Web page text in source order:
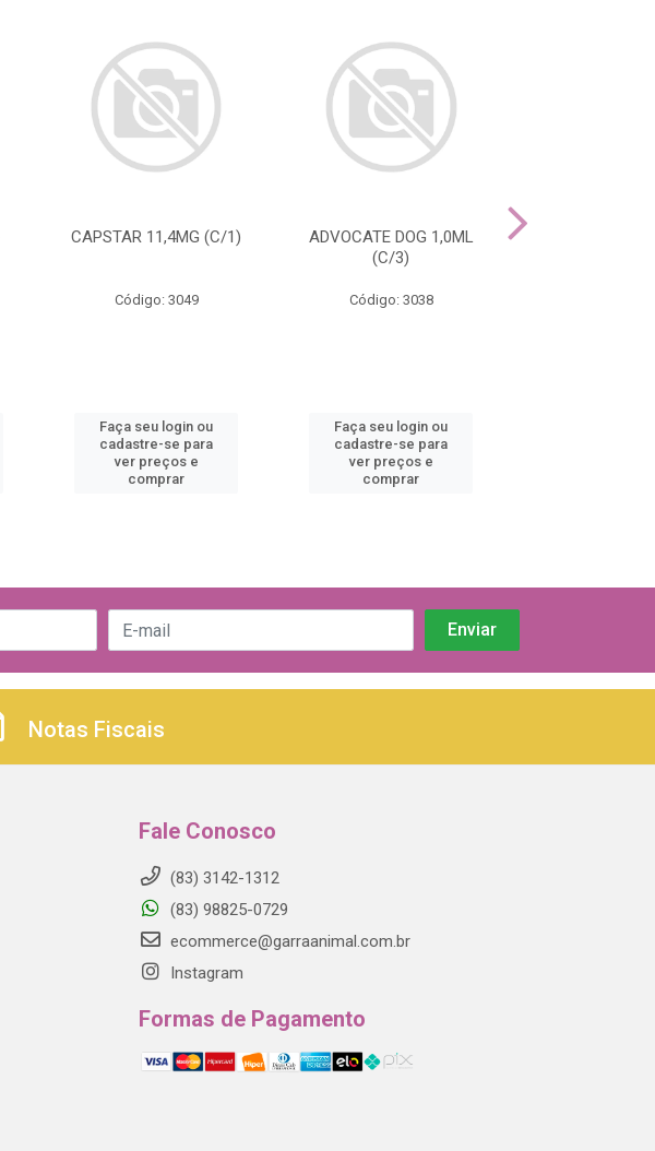
CAPSTAR 11,4MG (C/1)
Código: 3049
Faça seu login ou
cadastre-se para
ver preços e
comprar
ADVOCATE DOG 1,0ML
(C/3)
Código: 3038
Faça seu login ou
cadastre-se para
ver preços e
comprar
Notas Fiscais
Fale Conosco
(83) 3142-1312
(83) 98825-0729
ecommerce@garraanimal.com.br
Instagram
Formas de Pagamento